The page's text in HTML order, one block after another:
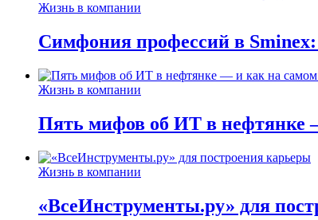
Жизнь в компании
Симфония профессий в Sminex:
Жизнь в компании
Пять мифов об ИТ в нефтянке
Жизнь в компании
«ВсеИнструменты.ру» для